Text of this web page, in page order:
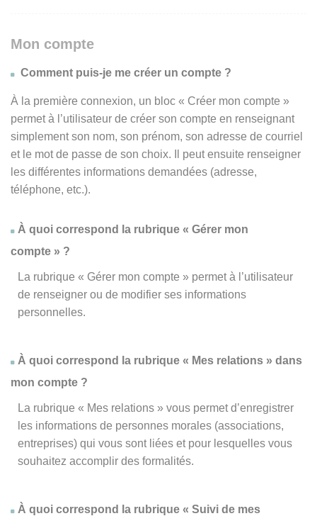
Mon compte
Comment puis-je me créer un compte ?
À la première connexion, un bloc « Créer mon compte »
permet à l’utilisateur de créer son compte en renseignant
simplement son nom, son prénom, son adresse de courriel
et le mot de passe de son choix. Il peut ensuite renseigner
les différentes informations demandées (adresse,
téléphone, etc.).
À quoi correspond la rubrique « Gérer mon
compte » ?
La rubrique « Gérer mon compte » permet à l’utilisateur
de renseigner ou de modifier ses informations
personnelles.
À quoi correspond la rubrique « Mes relations » dans
mon compte ?
La rubrique « Mes relations » vous permet d’enregistrer
les informations de personnes morales (associations,
entreprises) qui vous sont liées et pour lesquelles vous
souhaitez accomplir des formalités.
À quoi correspond la rubrique « Suivi de mes